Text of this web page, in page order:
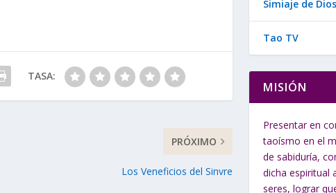
d
a
TASA:
PRÓXIMO
Los Veneficios del Sinvre
Simiaje de Dios
Tao TV
MISIÓN
Presentar en
taoísmo en el
de sabiduría,
dicha espiritual
seres, lograr